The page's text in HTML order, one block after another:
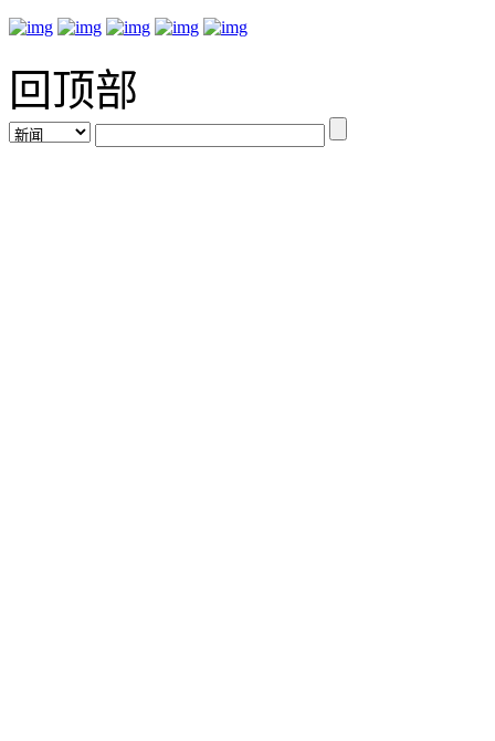
回顶部